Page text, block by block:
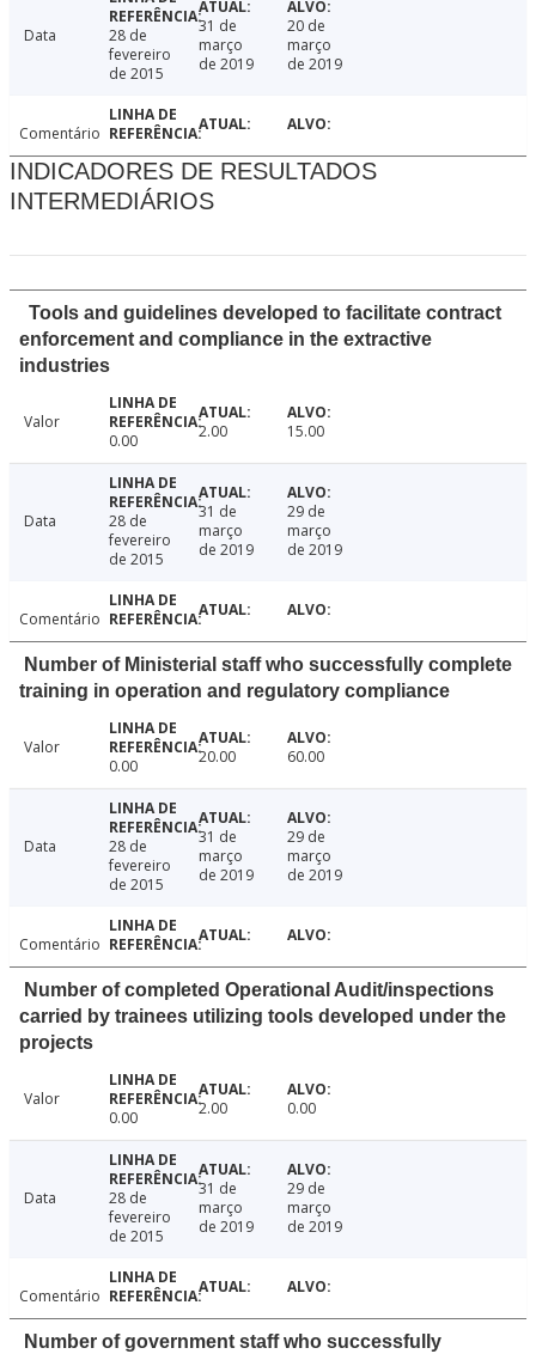
Data
28 de
fevereiro
de 2015
31 de
março
de 2019
20 de
março
de 2019
Comentário
INDICADORES DE RESULTADOS
INTERMEDIÁRIOS
Tools and guidelines developed to facilitate contract
enforcement and compliance in the extractive
industries
Valor
0.00
2.00 15.00
Data
28 de
fevereiro
de 2015
31 de
março
de 2019
29 de
março
de 2019
Comentário
Number of Ministerial staff who successfully complete
training in operation and regulatory compliance
Valor
0.00
20.00 60.00
Data
28 de
fevereiro
de 2015
31 de
março
de 2019
29 de
março
de 2019
Comentário
Number of completed Operational Audit/inspections
carried by trainees utilizing tools developed under the
projects
Valor
0.00
2.00 0.00
Data
28 de
fevereiro
de 2015
31 de
março
de 2019
29 de
março
de 2019
Comentário
Number of government staff who successfully